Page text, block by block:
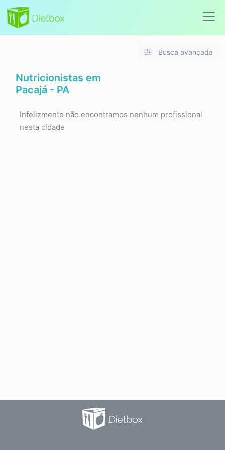
Busca avançada
Nutricionistas em
Pacajá - PA
Infelizmente não encontramos nenhum profissional
nesta cidade